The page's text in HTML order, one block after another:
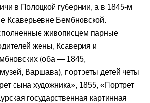
в Полоцкой губернии, а в 1845-м
Ксаверьевне Бембновской.
живописцем парные
жены, Ксаверия и
(оба — 1845,
Варшава), портреты детей четы
сына художника», 1855, «Портрет
государственная картинная